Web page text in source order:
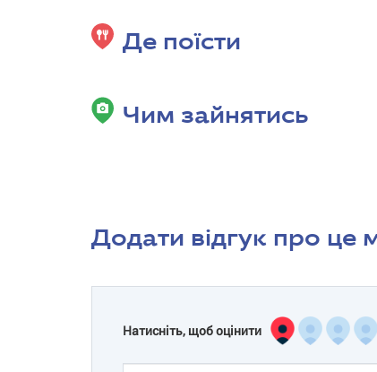
Де поїсти
Чим зайнятись
Додати відгук про це
Натисніть, щоб оцінити